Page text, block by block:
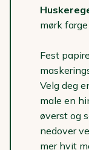
mørk
Fest
Velg deg
male en
øverst og
nedover
mer hvit